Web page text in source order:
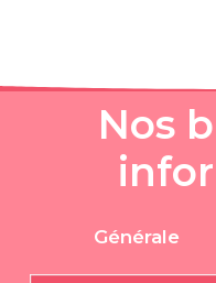
Nos b
infor
Générale